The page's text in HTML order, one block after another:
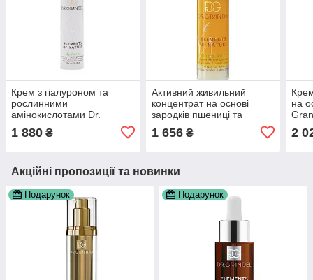
Крем з гіалуроном та
рослинними
амінокислотами Dr.
Nature Hyaluron, 50 мл
1 880 ₴
Активний живильний
концентрат на основі
зародків пшениці та
висівок Elements of Nature
Nutra Rich, 30 мл
1 656₴
на
2
Акційні пропозиції та новинки
Подарунок Подарунок